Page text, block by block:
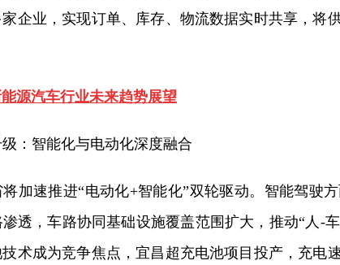
企业，实现订单、库存、物流数据实时共享，将
源汽车行业未来趋势展望
：智能化与电动化深度融合
加速推进“电动化+智能化”双轮驱动。智能驾驶
透，车路协同基础设施覆盖范围扩大，推动“人-
术成为竞争焦点，宜昌超充电池项目投产，充电